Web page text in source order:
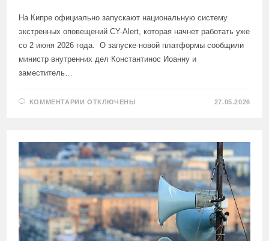
На Кипре официально запускают национальную систему
экстренных оповещений CY-Alert, которая начнет работать уже
со 2 июня 2026 года. О запуске новой платформы сообщили
министр внутренних дел Константинос Иоанну и
заместитель…
КОММЕНТАРИИ К
ЭКСТРЕННЫХ
ОПОВЕЩЕНИЙ
CY-
ALERT
ОТКЛЮЧЕНЫ 27.05.2026